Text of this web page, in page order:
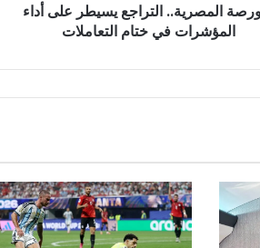
المصرية.. التراجع يسيطر على أداء
المؤشرات في ختام التعاملات